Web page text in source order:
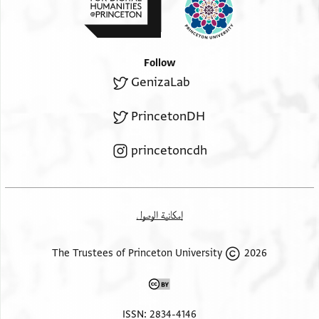
שתעשה חסד עמדי ויגיע אלי מכתבך היקר, כי אני מצפה
לו. כי אני לא אגמור חשבון עם בעלי הלכה עד שיגיע
מכתב ממך, על כן הואילה למהר ולשלוח אותו. קבל נא, אדוני, את
Follow
GenizaLab
PrincetonDH
princetoncdh
إمكانية الوصول
2026 The Trustees of Princeton University
ISSN: 2834-4146